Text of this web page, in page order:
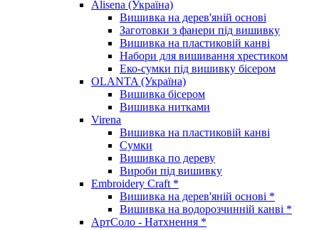
Alisena (Україна)
Вишивка на дерев'яній основі
Заготовки з фанери під вишивку
Вишивка на пластиковій канві
Набори для вишивання хрестиком
Еко-сумки під вишивку бісером
OLANTA (Україна)
Вишивка бісером
Вишивка нитками
Virena
Вишивка на пластиковій канві
Сумки
Вишивка по дереву
Вироби під вишивку
Embroidery Craft *
Вишивка на дерев'яній основі *
Вишивка на водорозчинній канві *
АртСоло - Натхнення *